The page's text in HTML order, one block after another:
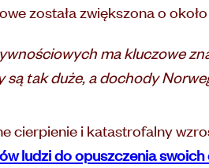
została zwiększona o
ma kluczowe
tak duże, a dochody
cierpienie i katastrofalny
ludzi do opuszczenia